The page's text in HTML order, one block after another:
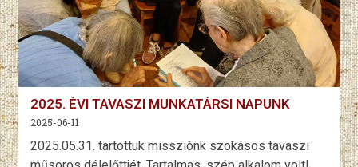
2025. ÉVI TAVASZI MUNKATÁRSI NAPUNK
2025-06-11
2025.05.31. tartottuk missziónk szokásos tavaszi